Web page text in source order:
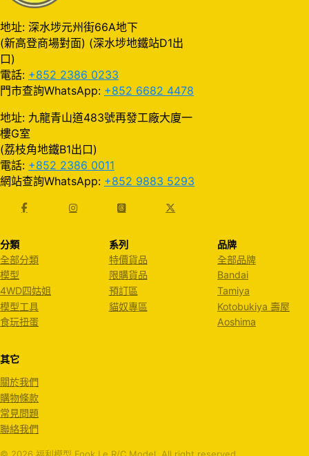
地址: 深水埗元州街66A地下
(新高登商場對面) (深水埗地鐵站D1出
口)
電話: +852 2386 0233
門市查詢WhatsApp: +852 6682 4478
地址: 九龍青山道483號再發工廠大廈一
樓G室
(荔枝角地鐵B1出口)
電話: +852 2386 0011
網站查詢WhatsApp: +852 9883 5293
分類
全部分類
模型
4WD四姑姐
模型工具
食玩扭蛋
系列
特價貨品
限購貨品
預訂區
貓奴專區
品牌
全部品牌
Bandai
Tamiya
Kotobukiya 壽屋
Aoshima
其它
關於我們
購物條款
常見問題
聯絡我們